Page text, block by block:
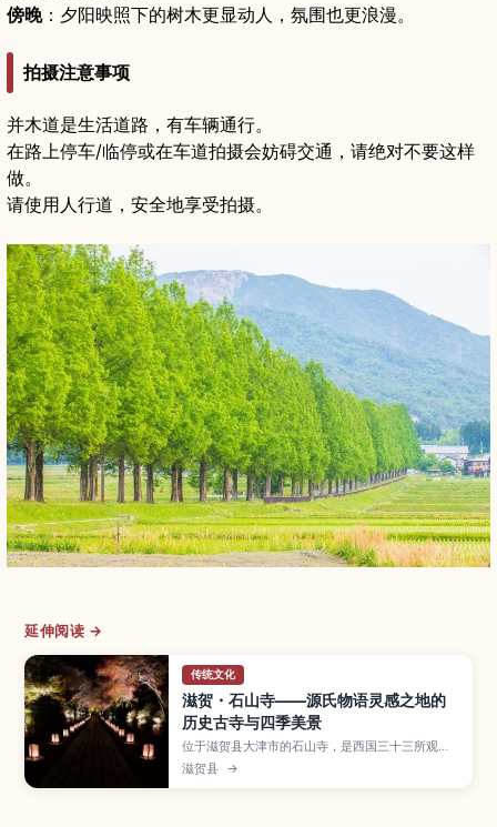
傍晚：夕阳映照下的树木更显动人，氛围也更浪漫。
拍摄注意事项
并木道是生活道路，有车辆通行。
在路上停车/临停或在车道拍摄会妨碍交通，请绝对不要这样
做。
请使用人行道，安全地享受拍摄。
延伸阅读 →
传统文化
滋贺・石山寺——源氏物语灵感之地的
历史古寺与四季美景
位于滋贺县大津市的石山寺，是西国三十三所观音
灵场第13号札所，也是与《源氏物语》渊源深厚的
著名古寺，境内矗立的硅灰岩奇石与殿堂建筑相映
滋贺县 →